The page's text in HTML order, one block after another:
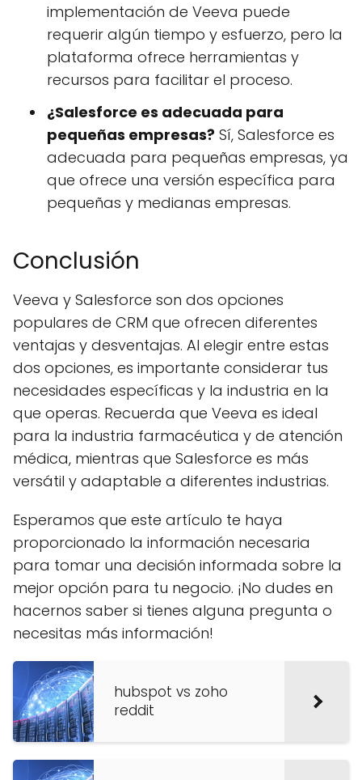
implementación de Veeva puede
requerir algún tiempo y esfuerzo, pero la
plataforma ofrece herramientas y
recursos para facilitar el proceso.
¿Salesforce es adecuada para
pequeñas empresas? Sí, Salesforce es
adecuada para pequeñas empresas, ya
que ofrece una versión específica para
pequeñas y medianas empresas.
Conclusión
Veeva y Salesforce son dos opciones
populares de CRM que ofrecen diferentes
ventajas y desventajas. Al elegir entre estas
dos opciones, es importante considerar tus
necesidades específicas y la industria en la
que operas. Recuerda que Veeva es ideal
para la industria farmacéutica y de atención
médica, mientras que Salesforce es más
versátil y adaptable a diferentes industrias.
Esperamos que este artículo te haya
proporcionado la información necesaria
para tomar una decisión informada sobre la
mejor opción para tu negocio. ¡No dudes en
hacernos saber si tienes alguna pregunta o
necesitas más información!
hubspot vs zoho
reddit